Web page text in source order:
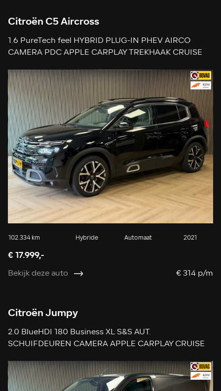
Citroën C5 Aircross
1.6 PureTech feel HYBRID PLUG-IN PHEV AIRCO
CAMERA PDC APPLE CARPLAY TREKHAAK CRUISE
102.334 km Hybride Automaat 2021
€ 17.999,-
Bekijk deze auto € 314 p/m
Citroën Jumpy
2.0 BlueHDI 180 Business XL S&S AUT.
SCHUIFDEUREN CAMERA APPLE CARPLAY CRUISE